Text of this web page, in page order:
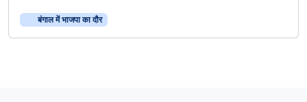
बंगाल में भाजपा का दौर